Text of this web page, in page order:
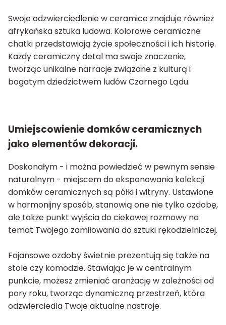
Swoje odzwierciedlenie w ceramice znajduje również
afrykańska sztuka ludowa. Kolorowe ceramiczne
chatki przedstawiają życie społeczności i ich historię.
Każdy ceramiczny detal ma swoje znaczenie,
tworząc unikalne narracje związane z kulturą i
bogatym dziedzictwem ludów Czarnego Lądu.
Umiejscowienie domków ceramicznych
jako elementów dekoracji.
Doskonałym - i można powiedzieć w pewnym sensie
naturalnym - miejscem do eksponowania kolekcji
domków ceramicznych są półki i witryny. Ustawione
w harmonijny sposób, stanowią one nie tylko ozdobę,
ale także punkt wyjścia do ciekawej rozmowy na
temat Twojego zamiłowania do sztuki rękodzielniczej.
Fajansowe ozdoby świetnie prezentują się także na
stole czy komodzie. Stawiając je w centralnym
punkcie, możesz zmieniać aranżację w zależności od
pory roku, tworząc dynamiczną przestrzeń, która
odzwierciedla Twoje aktualne nastroje.